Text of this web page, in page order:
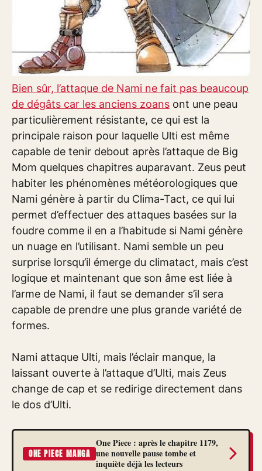
Bien sûr, l’attaque de Nami ne fait pas beaucoup
de dégâts car les anciens zoans ont une peau
particulièrement résistante, ce qui est la
principale raison pour laquelle Ulti est même
capable de tenir debout après l’attaque de Big
Mom quelques chapitres auparavant. Zeus peut
habiter les phénomènes météorologiques que
Nami génère à partir du Clima-Tact, ce qui lui
permet d’effectuer des attaques basées sur la
foudre comme il en a l’habitude si Nami génère
un nuage en l’utilisant. Nami semble un peu
surprise lorsqu’il émerge du climatact, mais c’est
logique et maintenant que son âme est liée à
l’arme de Nami, il faut se demander s’il sera
capable de prendre une plus grande variété de
formes.
Nami attaque Ulti, mais l’éclair manque, la
laissant ouverte à l’attaque d’Ulti, mais Zeus
change de cap et se redirige directement dans
le dos d’Ulti.
ONE PIECE MANGA
One Piece : après le chapitre 1179,
une nouvelle pause tombe et
inquiète déjà les lecteurs